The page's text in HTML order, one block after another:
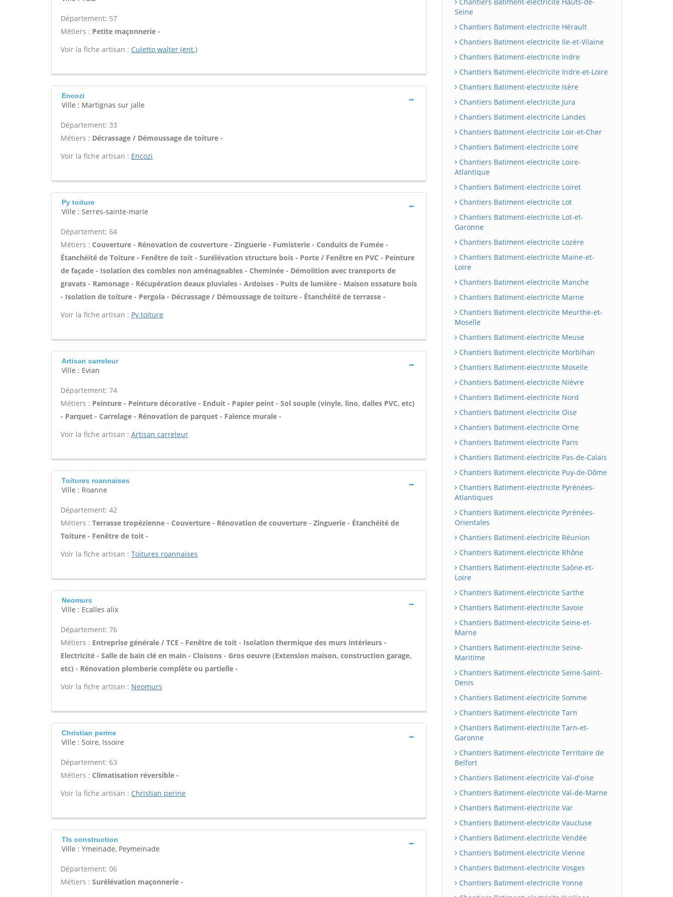
Département: 57
Métiers : Petite maçonnerie -
Voir la fiche artisan : Culetto walter (ent.)
Encozi
Ville : Martignas sur jalle
Département: 33
Métiers : Décrassage / Démoussage de toiture -
Voir la fiche artisan : Encozi
Py toiture
Ville : Serres-sainte-marie
Département: 64
Métiers : Couverture - Rénovation de couverture - Zinguerie - Fumisterie - Conduits de Fumée -
Étanchéité de Toiture - Fenêtre de toit - Surélévation structure bois - Porte / Fenêtre en PVC - Peinture
de façade - Isolation des combles non aménageables - Cheminée - Démolition avec transports de
gravats - Ramonage - Récupération deaux pluviales - Ardoises - Puits de lumière - Maison ossature bois
- Isolation de toiture - Pergola - Décrassage / Démoussage de toiture - Étanchéité de terrasse -
Voir la fiche artisan : Py toiture
Artisan carreleur
Ville : Evian
Département: 74
Métiers : Peinture - Peinture décorative - Enduit - Papier peint - Sol souple (vinyle, lino, dalles PVC, etc)
- Parquet - Carrelage - Rénovation de parquet - Faïence murale -
Voir la fiche artisan : Artisan carreleur
Toitures roannaises
Ville : Roanne
Département: 42
Métiers : Terrasse tropézienne - Couverture - Rénovation de couverture - Zinguerie - Étanchéité de
Toiture - Fenêtre de toit -
Voir la fiche artisan : Toitures roannaises
Neomurs
Ville : Ecalles alix
Département: 76
Métiers : Entreprise générale / TCE - Fenêtre de toit - Isolation thermique des murs intérieurs -
Electricité - Salle de bain clé en main - Cloisons - Gros oeuvre (Extension maison, construction garage,
etc) - Rénovation plomberie complète ou partielle -
Voir la fiche artisan : Neomurs
Christian perine
Ville : Soire, Issoire
Département: 63
Métiers : Climatisation réversible -
Voir la fiche artisan : Christian perine
Tls construction
Ville : Ymeinade, Peymeinade
Département: 06
Métiers : Surélévation maçonnerie -
Seine
Chantiers Batiment-electricite Hérault
Chantiers Batiment-electricite Ile-et-Vilaine
Chantiers Batiment-electricite Indre
Chantiers Batiment-electricite Indre-et-Loire
Chantiers Batiment-electricite Isère
Chantiers Batiment-electricite Jura
Chantiers Batiment-electricite Landes
Chantiers Batiment-electricite Loir-et-Cher
Chantiers Batiment-electricite Loire
Chantiers Batiment-electricite Loire-
Atlantique
Chantiers Batiment-electricite Loiret
Chantiers Batiment-electricite Lot
Chantiers Batiment-electricite Lot-et-
Garonne
Chantiers Batiment-electricite Lozère
Chantiers Batiment-electricite Maine-et-
Loire
Chantiers Batiment-electricite Manche
Chantiers Batiment-electricite Marne
Chantiers Batiment-electricite Meurthe-et-
Moselle
Chantiers Batiment-electricite Meuse
Chantiers Batiment-electricite Morbihan
Chantiers Batiment-electricite Moselle
Chantiers Batiment-electricite Nièvre
Chantiers Batiment-electricite Nord
Chantiers Batiment-electricite Oise
Chantiers Batiment-electricite Orne
Chantiers Batiment-electricite Paris
Chantiers Batiment-electricite Pas-de-Calais
Chantiers Batiment-electricite Puy-de-Dôme
Chantiers Batiment-electricite Pyrénées-
Atlantiques
Chantiers Batiment-electricite Pyrénées-
Orientales
Chantiers Batiment-electricite Réunion
Chantiers Batiment-electricite Rhône
Chantiers Batiment-electricite Saône-et-
Loire
Chantiers Batiment-electricite Sarthe
Chantiers Batiment-electricite Savoie
Chantiers Batiment-electricite Seine-et-
Marne
Chantiers Batiment-electricite Seine-
Maritime
Chantiers Batiment-electricite Seine-Saint-
Denis
Chantiers Batiment-electricite Somme
Chantiers Batiment-electricite Tarn
Chantiers Batiment-electricite Tarn-et-
Garonne
Chantiers Batiment-electricite Territoire de
Belfort
Chantiers Batiment-electricite Val-d'oise
Chantiers Batiment-electricite Val-de-Marne
Chantiers Batiment-electricite Var
Chantiers Batiment-electricite Vaucluse
Chantiers Batiment-electricite Vendée
Chantiers Batiment-electricite Vienne
Chantiers Batiment-electricite Vosges
Chantiers Batiment-electricite Yonne